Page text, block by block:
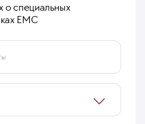
о специальных
ЕМС